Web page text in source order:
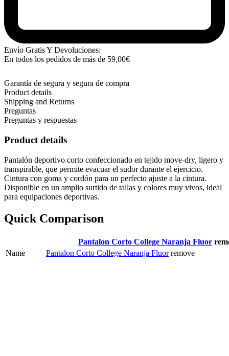
Envío Gratis Y Devoluciones:
En todos los pedidos de más de 59,00€
Garantía de segura y segura de compra
Product details
Shipping and Returns
Preguntas
Preguntas y respuestas
Product details
Pantalón deportivo corto confeccionado en tejido move-dry, ligero y
transpirable, que permite evacuar el sudor durante el ejercicio.
Cintura con goma y cordón para un perfecto ajuste a la cintura.
Disponible en un amplio surtido de tallas y colores muy vivos, ideal
para equipaciones deportivas.
Quick Comparison
Pantalon Corto College Naranja Fluor
Name
Pantalon Corto College Naranja Fluor remove